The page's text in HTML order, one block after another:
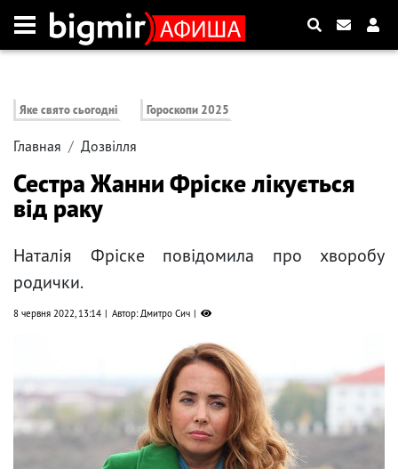
Яке свято сьогодні Гороскопи 2025
Главная Дозвілля
Сестра Жанни Фріске лікується
від раку
Наталія Фріске повідомила про хворобу
родички.
8 червня 2022, 13:14 Автор: Дмитро Сич